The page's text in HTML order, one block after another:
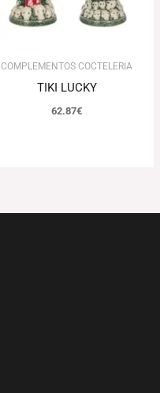
COMPLEMENTOS COCTELERIA
TIKI LUCKY
62.87€